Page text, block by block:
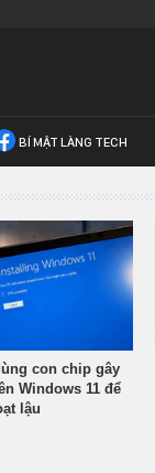
BÍ MẬT LÀNG TECH
con chip gây
Windows 11 để
lậu